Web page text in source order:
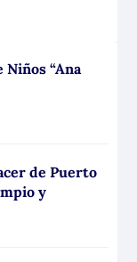
Niños “Ana
de Puerto
y